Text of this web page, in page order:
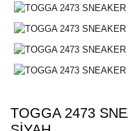
TOGGA 2473